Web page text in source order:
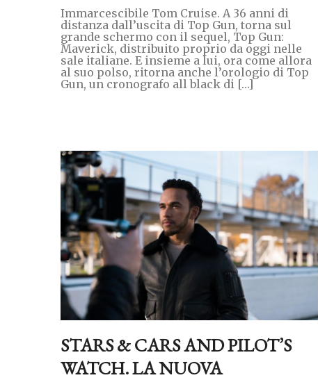
Immarcescibile Tom Cruise. A 36 anni di
distanza dall’uscita di Top Gun, torna sul
grande schermo con il sequel, Top Gun:
Maverick, distribuito proprio da oggi nelle
sale italiane. E insieme a lui, ora come allora
al suo polso, ritorna anche l’orologio di Top
Gun, un cronografo all black di […]
STARS & CARS AND PILOT’S
WATCH. LA NUOVA